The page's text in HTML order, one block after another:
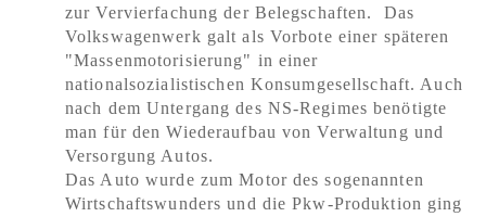
zur Vervierfachung der Belegschaften. Das
Volkswagenwerk galt als Vorbote einer späteren
"Massenmotorisierung" in einer
nationalsozialistischen Konsumgesellschaft. Auch
nach dem Untergang des NS-Regimes benötigte
man für den Wiederaufbau von Verwaltung und
Versorgung Autos.
Das Auto wurde zum Motor des sogenannten
Wirtschaftswunders und die Pkw-Produktion ging